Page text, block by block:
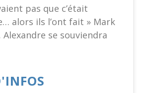
pas que c’était
alors ils l’ont fait » Mark
Alexandre se souviendra